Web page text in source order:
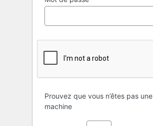
Prouvez que vous n’êtes pas une
machine